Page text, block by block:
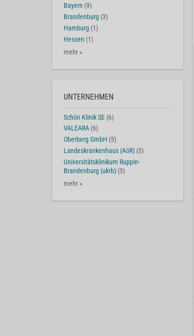
Bayern (9)
Brandenburg (3)
Hamburg (1)
Hessen (1)
mehr »
UNTERNEHMEN
Schön Klinik SE (6)
VALEARA (6)
Oberberg GmbH (5)
Landeskrankenhaus (AöR) (3)
Universitätsklinikum Ruppin-
Brandenburg (ukrb) (3)
mehr »